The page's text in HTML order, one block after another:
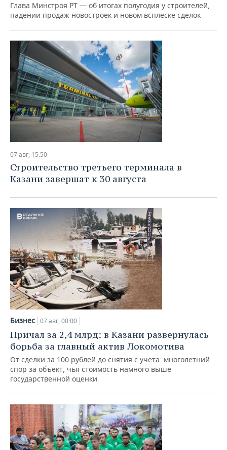
Глава Минстроя РТ — об итогах полугодия у строителей,
падении продаж новостроек и новом всплеске сделок
07 авг, 15:50
Строительство третьего терминала в
Казани завершат к 30 августа
Бизнес 07 авг, 00:00
Причал за 2,4 млрд: в Казани развернулась
борьба за главный актив Локомотива
От сделки за 100 рублей до снятия с учета: многолетний
спор за объект, чья стоимость намного выше
государственной оценки